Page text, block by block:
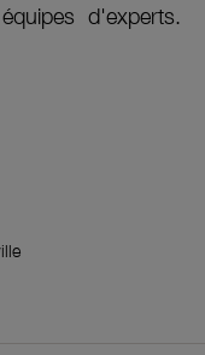
d'experts.